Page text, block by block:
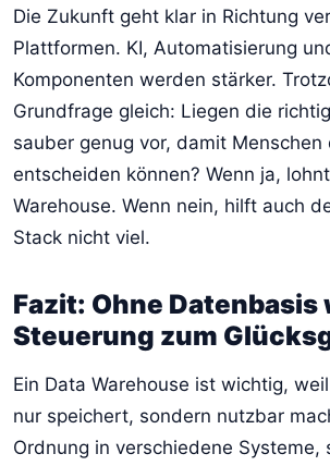
Die Zukunft geht klar in Richtung
Plattformen. KI, Automatisierung
Komponenten werden stärker.
Grundfrage gleich: Liegen die
sauber genug vor, damit Menschen
entscheiden können? Wenn ja,
Warehouse. Wenn nein, hilft auch
Stack nicht viel.
Fazit: Ohne Datenbasis
Steuerung zum
Ein Data Warehouse ist wichtig,
nur speichert, sondern nutzbar
Ordnung in verschiedene Systeme,